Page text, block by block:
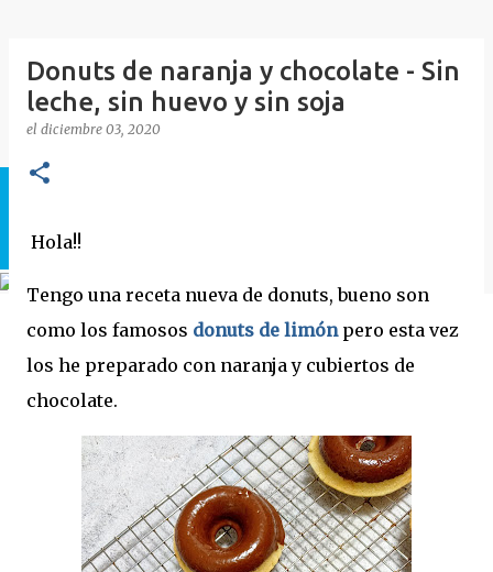
Donuts de naranja y chocolate - Sin
leche, sin huevo y sin soja
el diciembre 03, 2020
Hola!!
Tengo una receta nueva de donuts, bueno son
como los famosos donuts de limónpero esta vez
los he preparado con naranja y cubiertos de
chocolate.